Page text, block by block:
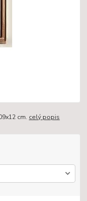
cm. celý popis